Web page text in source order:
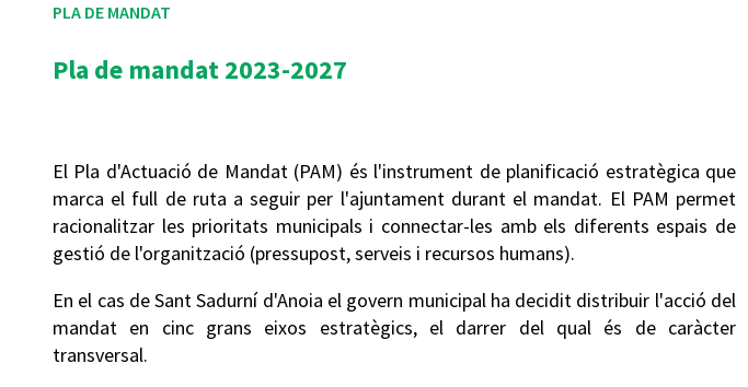
PLA DE MANDAT
Pla de mandat 2023-2027
El Pla d'Actuació de Mandat (PAM) és l'instrument de planificació estratègica que
marca el full de ruta a seguir per l'ajuntament durant el mandat. El PAM permet
racionalitzar les prioritats municipals i connectar-les amb els diferents espais de
gestió de l'organització (pressupost, serveis i recursos humans).
En el cas de Sant Sadurní d'Anoia el govern municipal ha decidit distribuir l'acció del
mandat en cinc grans eixos estratègics, el darrer del qual és de caràcter
transversal.